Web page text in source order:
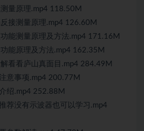
量原理.mp4 118.50M
接测量原理.mp4 126.60M
能测量原理及方法.mp4 171.16M
能原理及方法.mp4 162.35M
看看庐山真面目.mp4 284.49M
意事项.mp4 200.77M
绍.mp4 252.88M
荐没有示波器也可以学习.mp4